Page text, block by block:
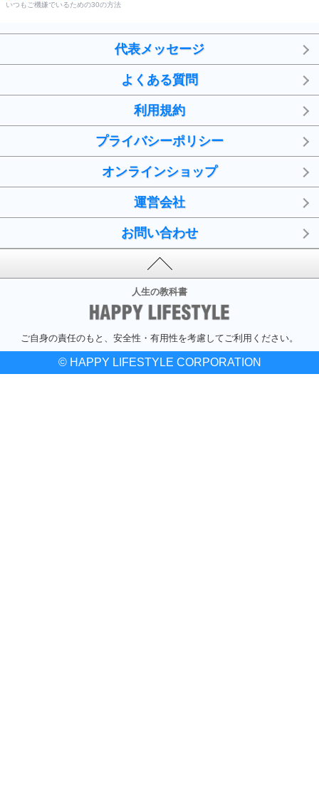
いつもご機嫌でいるための30の方法
代表メッセージ
よくある質問
利用規約
プライバシーポリシー
オンラインショップ
運営会社
お問い合わせ
人生の教科書
ご自身の責任のもと、安全性・有用性を考慮してご利用ください。
© HAPPY LIFESTYLE CORPORATION